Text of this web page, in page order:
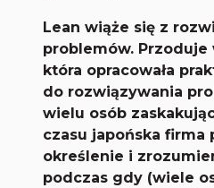
Lean wiąże się z
problemów. Przoduje
która opracowała
do rozwiązywania
wielu osób
czasu japońska firma
określenie i
podczas gdy (wiele